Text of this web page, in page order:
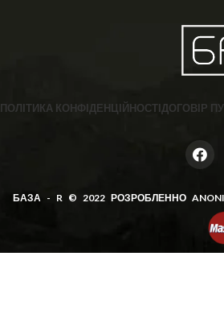
ПОЛІТИКА КОНФІДЕНЦІЙНОСТІДОГОВІР
БАЗА - R © 2022 РОЗРОБЛЕННО